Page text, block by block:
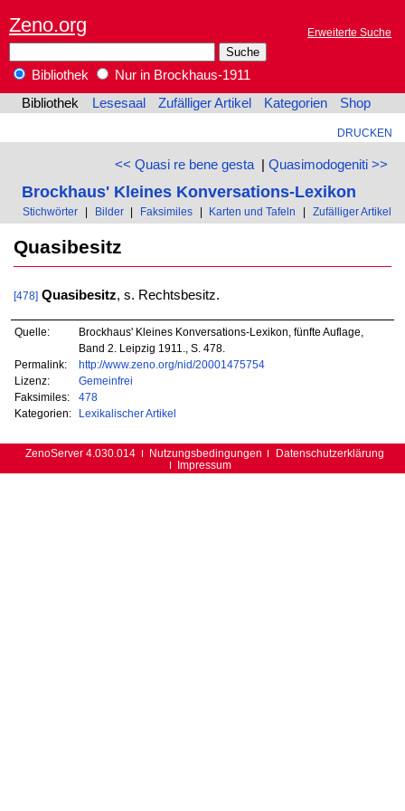
Zeno.org Erweiterte Suche
Bibliothek
Nur in Brockhaus-1911
Bibliothek
Lesesaal Zufälliger Artikel Kategorien Shop
DRUCKEN
<< Quasi re bene gesta| Quasimodogeniti >>
Brockhaus' Kleines Konversations-Lexikon
Stichwörter | Bilder | Faksimiles | Karten und Tafeln | Zufälliger Artikel
Quasibesitz
[478] Quasibesitz, s. Rechtsbesitz.
Quelle:
Brockhaus' Kleines Konversations-Lexikon, fünfte Auflage,
Band 2. Leipzig 1911., S. 478.
Permalink:
http://www.zeno.org/nid/20001475754
Lizenz:
Gemeinfrei
Faksimiles:
478
Kategorien:
Lexikalischer Artikel
ZenoServer 4.030.014 Nutzungsbedingungen
Datenschutzerklärung
Impressum